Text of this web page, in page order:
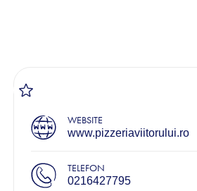
WEBSITE
www.pizzeriaviitorului.ro
TELEFON
0216427795